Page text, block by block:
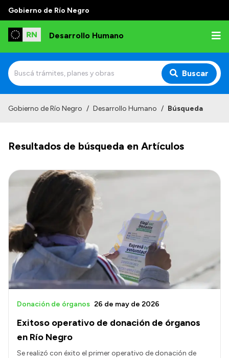
Gobierno de Río Negro
Desarrollo Humano
Buscar
Misión
Autoridades
Delegaciones
Normativa
Transparencia
Presupuesto
Boletín Oficial
Compras y licitaciones
Consulta de pago a proveedores
Convocatorias
Gobierno de Río Negro / Desarrollo Humano / Búsqueda
Resultados de búsqueda en Artículos
Exitoso operativo de donación de órganos
en Río Negro
Donación de órganos 26 de may de 2026
Se realizó con éxito el primer operativo de donación de